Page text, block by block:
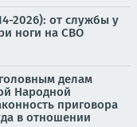
2026): от службы у
ноги на СВО
делам
Народной
приговора
в отношении